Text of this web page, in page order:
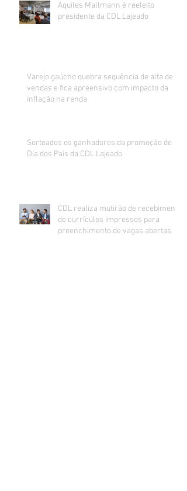
Aquiles Mallmann é reeleito
presidente da CDL Lajeado
Varejo gaúcho quebra sequência de alta de
vendas e fica apreensivo com impacto da
inflação na renda
Sorteados os ganhadores da promoção de
Dia dos Pais da CDL Lajeado
CDL realiza mutirão de recebimento
de currículos impressos para
preenchimento de vagas abertas